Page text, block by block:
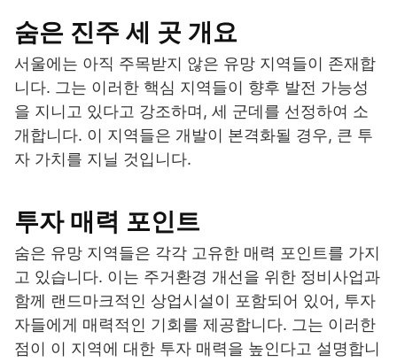
숨은 진주 세 곳 개요
서울에는 아직 주목받지 않은 유망 지역들이 존재합
니다. 그는 이러한 핵심 지역들이 향후 발전 가능성
을 지니고 있다고 강조하며, 세 군데를 선정하여 소
개합니다. 이 지역들은 개발이 본격화될 경우, 큰 투
자 가치를 지닐 것입니다.
투자 매력 포인트
숨은 유망 지역들은 각각 고유한 매력 포인트를 가지
고 있습니다. 이는 주거환경 개선을 위한 정비사업과
함께 랜드마크적인 상업시설이 포함되어 있어, 투자
자들에게 매력적인 기회를 제공합니다. 그는 이러한
점이 이 지역에 대한 투자 매력을 높인다고 설명합니